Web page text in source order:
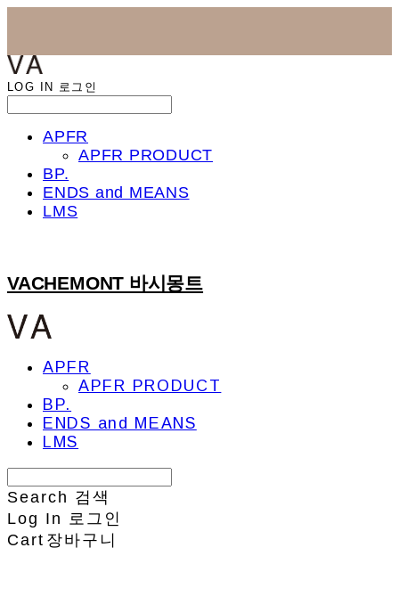
LOG IN 로그인
APFR
APFR PRODUCT
BP.
ENDS and MEANS
LMS
VACHEMONT 바시몽트
APFR
APFR PRODUCT
BP.
ENDS and MEANS
LMS
Search 검색
Log In
로그인
Cart 장바구니